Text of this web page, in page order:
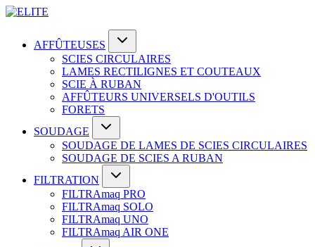
AFFÛTEUSES
SCIES CIRCULAIRES
LAMES RECTILIGNES ET COUTEAUX
SCIE À RUBAN
AFFÛTEURS UNIVERSELS D'OUTILS
FORETS
SOUDAGE
SOUDAGE DE LAMES DE SCIES CIRCULAIRES
SOUDAGE DE SCIES A RUBAN
FILTRATION
FILTRAmaq PRO
FILTRAmaq SOLO
FILTRAmaq UNO
FILTRAmaq AIR ONE